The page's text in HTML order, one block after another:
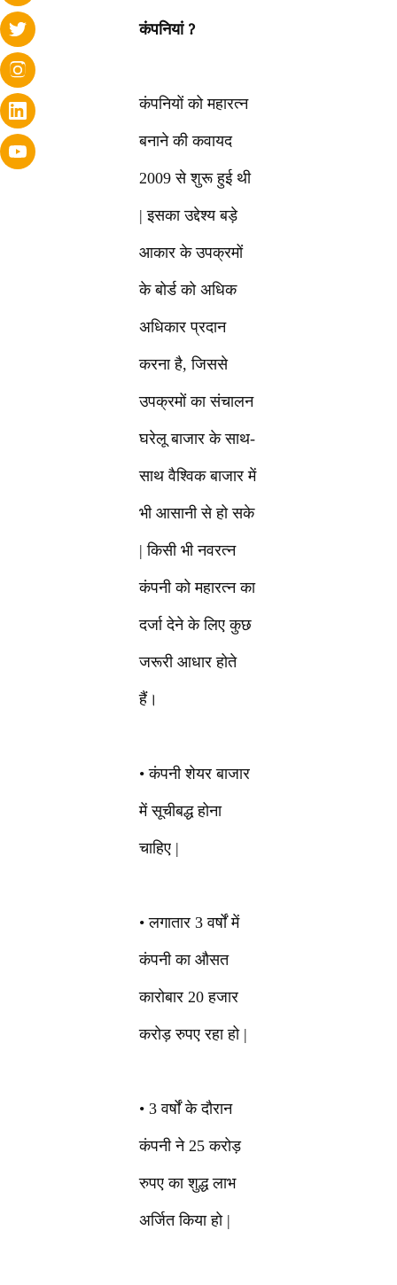
कंपनियां ?
कंपनियों को महारत्न
बनाने की कवायद
2009 से शुरू हुई थी
| इसका उद्देश्य बड़े
आकार के उपक्रमों
के बोर्ड को अधिक
अधिकार प्रदान
करना है, जिससे
उपक्रमों का संचालन
घरेलू बाजार के साथ-
साथ वैश्विक बाजार में
भी आसानी से हो सके
| किसी भी नवरत्न
कंपनी को महारत्न का
दर्जा देने के लिए कुछ
जरूरी आधार होते
हैं।
• कंपनी शेयर बाजार
में सूचीबद्ध होना
चाहिए |
• लगातार 3 वर्षों में
कंपनी का औसत
कारोबार 20 हजार
करोड़ रुपए रहा हो |
• 3 वर्षों के दौरान
कंपनी ने 25 करोड़
रुपए का शुद्ध लाभ
अर्जित किया हो |